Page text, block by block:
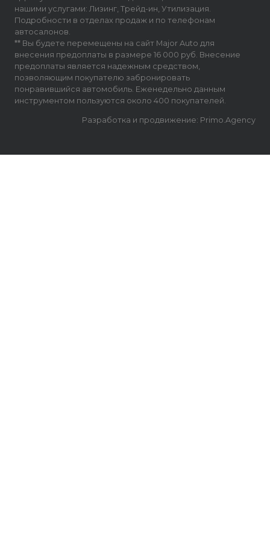
нашими услугами: Лизинг, Трейд-ин, Утилизация.
Подробности в отделах продаж и по телефонам
автосалонов.
** Вы будете перемещены на сайт Major Auto для
внесения предоплаты в размере 16 000 руб. Внесение
предоплаты является надежным средством,
позволяющим покупателю забронировать
понравившийся автомобиль. Еженедельно данным
инструментом пользуются около 400 покупателей.
Разработка и продвижение: Primo.Agency